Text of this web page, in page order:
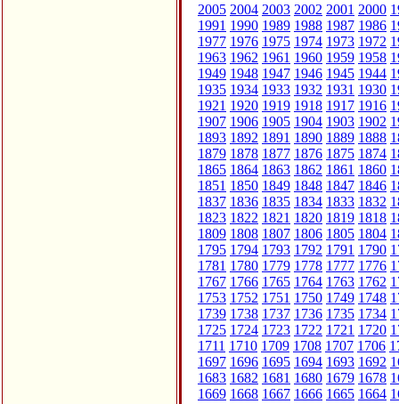
2005 2004 2003 2002 2001 2000
1991 1990 1989 1988 1987 1986
1977 1976 1975 1974 1973 1972
1963 1962 1961 1960 1959 1958
1949 1948 1947 1946 1945 1944
1935 1934 1933 1932 1931 1930
1921 1920 1919 1918 1917 1916
1907 1906 1905 1904 1903 1902
1893 1892 1891 1890 1889 1888
1879 1878 1877 1876 1875 1874
1865 1864 1863 1862 1861 1860
1851 1850 1849 1848 1847 1846
1837 1836 1835 1834 1833 1832
1823 1822 1821 1820 1819 1818
1809 1808 1807 1806 1805 1804
1795 1794 1793 1792 1791 1790
1781 1780 1779 1778 1777 1776
1767 1766 1765 1764 1763 1762
1753 1752 1751 1750 1749 1748
1739 1738 1737 1736 1735 1734
1725 1724 1723 1722 1721 1720
1711 1710 1709 1708 1707 1706
1697 1696 1695 1694 1693 1692
1683 1682 1681 1680 1679 1678
1669 1668 1667 1666 1665 1664